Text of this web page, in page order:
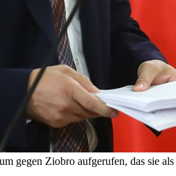
gegen Ziobro aufgerufen, das sie